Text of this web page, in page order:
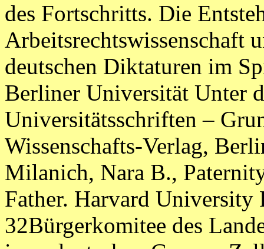
des Fortschritts. Die
Arbeitsrechtswissenschaft
deutschen Diktaturen im
Berliner Universität Unter
Universitätsschriften –
Wissenschafts-Verlag,
Milanich, Nara B.,
Father. Harvard University
32Bürgerkomitee des